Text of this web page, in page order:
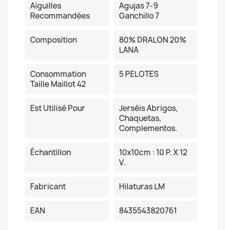
Aiguilles
Recommandées
Agujas 7-9
Ganchillo 7
Composition
80% DRALON 20%
LANA
Consommation
Taille Maillot 42
5 PELOTES
Est Utilisé Pour
Jerséis Abrigos,
Chaquetas,
Complementos.
Échantillon
10x10cm : 10 P. X 12
V.
Fabricant Hilaturas LM
EAN 8435543820761